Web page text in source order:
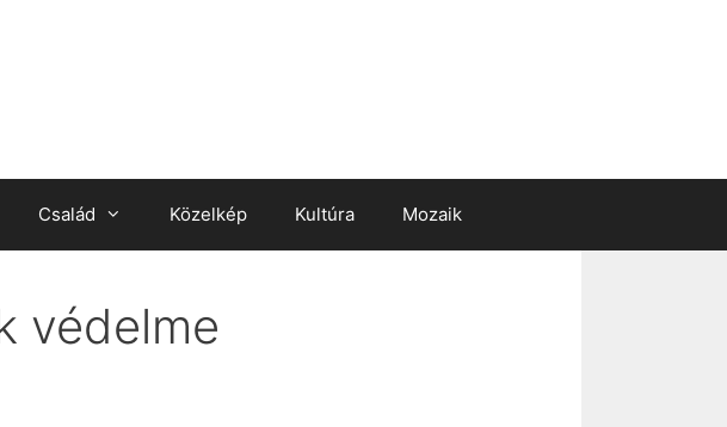
Család Közelkép Kultúra Mozaik
védelme